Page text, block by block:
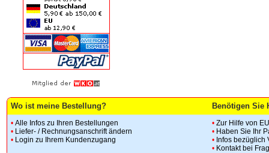
Wo ist meine Bestellung? Benötigen Sie
• Alle Infos zu Ihren Bestellungen
• Liefer- / Rechnungsanschrift ändern
• Login zu Ihrem Kundenzugang
• Zur Hilfe von
• Haben Sie Ihr
• Infos bezüglich
• Kontakt bei